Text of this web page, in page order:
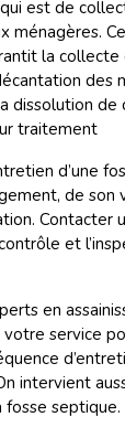
est de
ménagères.
la collecte
des
dissolution de
traitement
d’une
de
Contacter
et
en
service
intervient
fosse septique.